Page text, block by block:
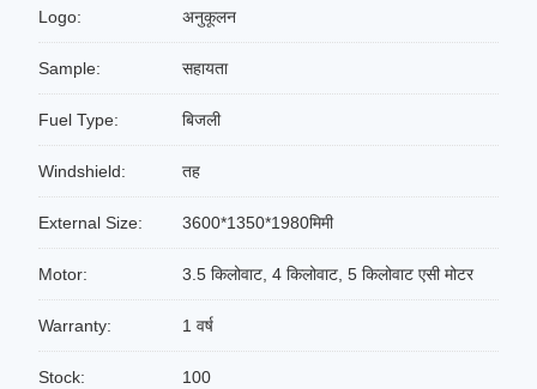
Logo: अनुकूलन
Sample: सहायता
Fuel Type: बिजली
Windshield: तह
External Size: 3600*1350*1980मिमी
Motor: 3.5 किलोवाट, 4 किलोवाट, 5 किलोवाट एसी मोटर
Warranty: 1 वर्ष
Stock: 100